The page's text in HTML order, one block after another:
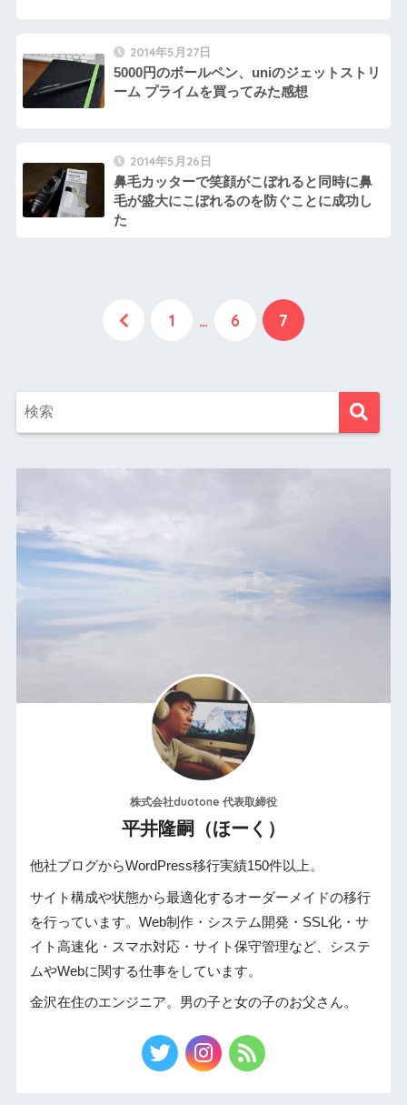
2014年5月27日
5000円のボールペン、uniのジェットストリ
ーム プライムを買ってみた感想
2014年5月26日
鼻毛カッターで笑顔がこぼれると同時に鼻
毛が盛大にこぼれるのを防ぐことに成功し
た
1 … 6 7
株式会社duotone 代表取締役
平井隆嗣（ほーく）
他社ブログからWordPress移行実績150件以上。
サイト構成や状態から最適化するオーダーメイドの移行
を行っています。Web制作・システム開発・SSL化・サ
イト高速化・スマホ対応・サイト保守管理など、システ
ムやWebに関する仕事をしています。
金沢在住のエンジニア。男の子と女の子のお父さん。